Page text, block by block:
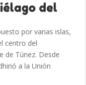
del
por varias islas,
centro del
de Túnez. Desde
a la Unión